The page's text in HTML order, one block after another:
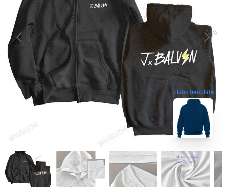
blank template